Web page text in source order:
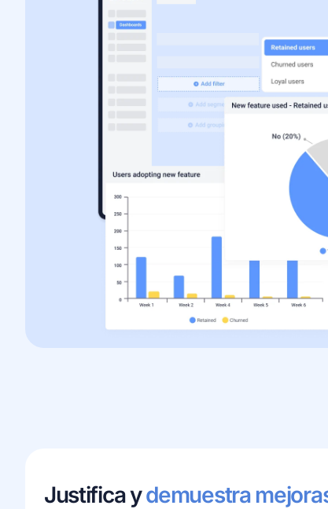
Justifica ydemuestra